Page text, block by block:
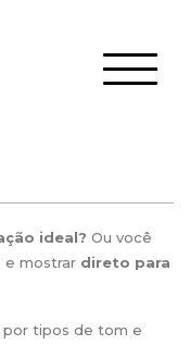
ideal? Ou você
e mostrar direto para
por tipos de tom e